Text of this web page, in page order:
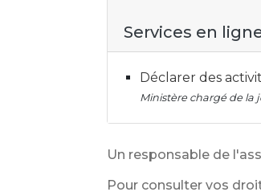
Services en
Déclarer des
Ministère chargé de la
Un responsable de
Pour consulter vos